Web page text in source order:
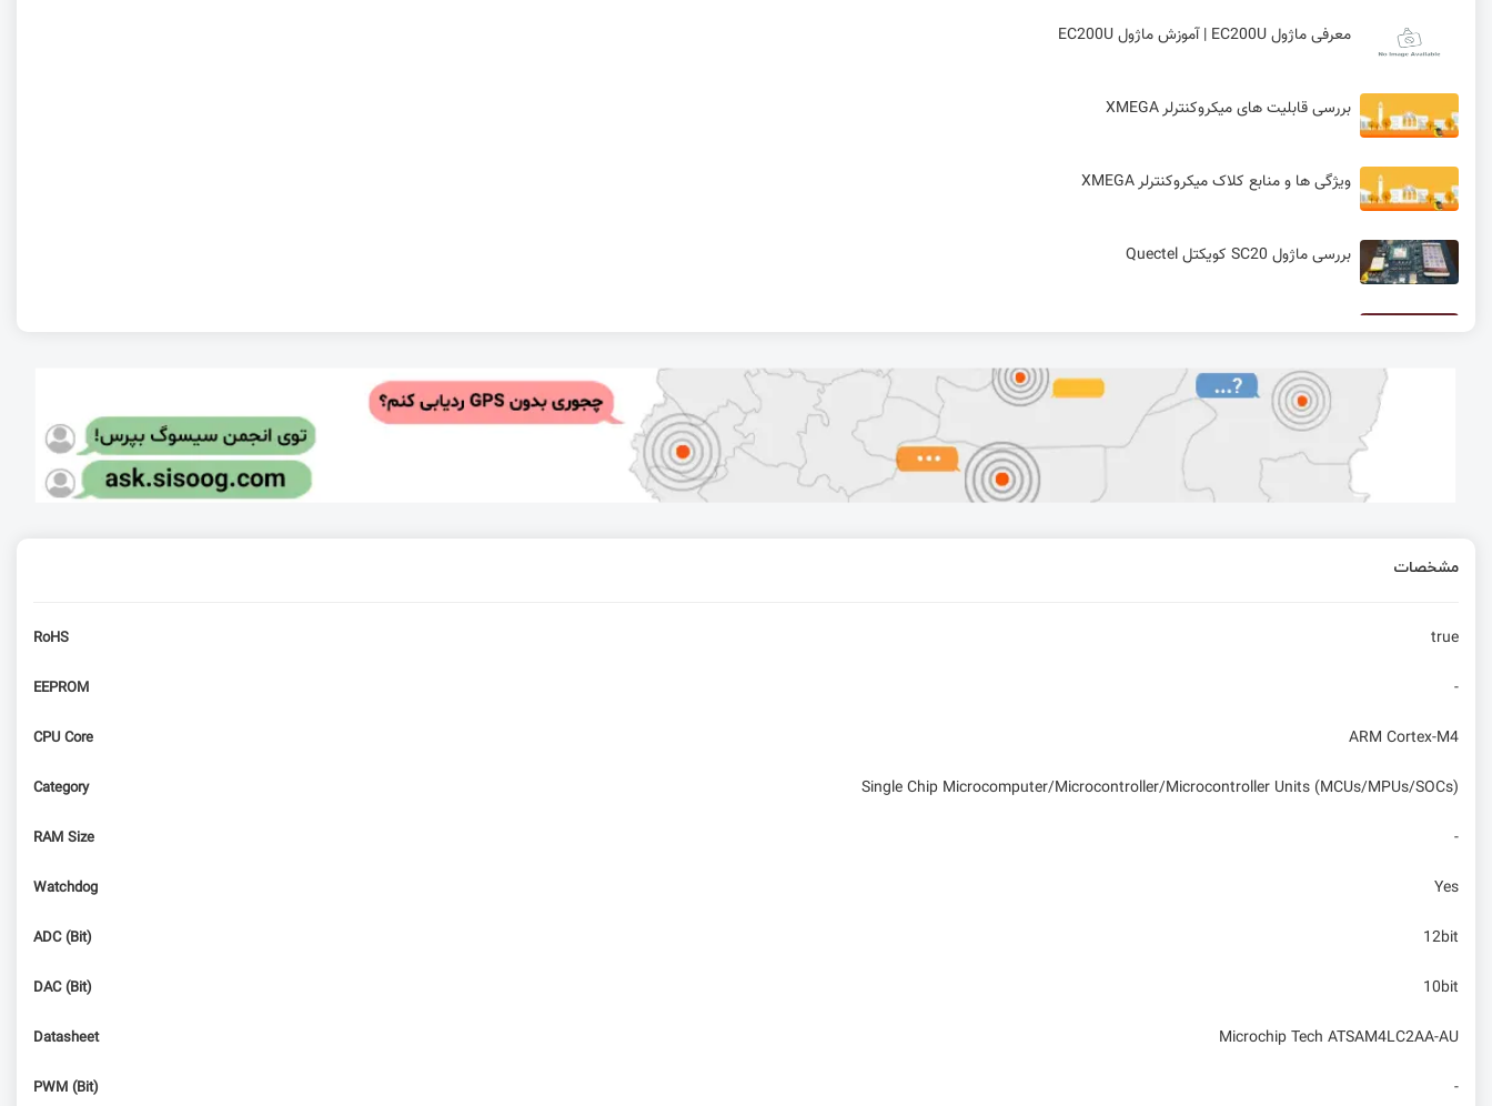
معرفی ماژول EC200U | آموزش ماژول EC200U
بررسی قابلیت های میکروکنترلر XMEGA
ویژگی ها و منابع کلاک میکروکنترلر XMEGA
بررسی ماژول SC20 کویکتل Quectel
ساخت یک ردیاب GPS مبتنی بر پروتکل LoRa با بردهای آردوینو و ESP8266
مشخصات
RoHS true
EEPROM -
CPU Core ARM Cortex-M4
Category Single Chip Microcomputer/Microcontroller/Microcontroller Units (MCUs/MPUs/SOCs)
RAM Size -
Watchdog Yes
ADC (Bit) 12bit
DAC (Bit) 10bit
Datasheet Microchip Tech ATSAM4LC2AA-AU
PWM (Bit) -